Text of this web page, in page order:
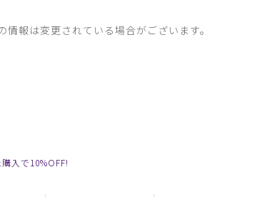
報は変更されている場合がございます。
入で10%OFF!